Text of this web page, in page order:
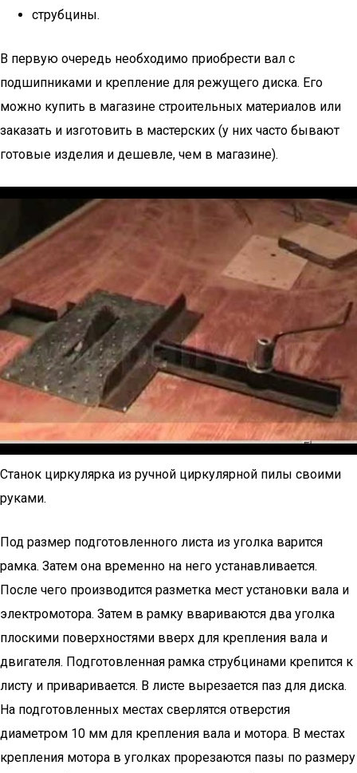
струбцины.
В первую очередь необходимо приобрести вал с
подшипниками и крепление для режущего диска. Его
можно купить в магазине строительных материалов или
заказать и изготовить в мастерских (у них часто бывают
готовые изделия и дешевле, чем в магазине).
Станок циркулярка из ручной циркулярной пилы своими
руками.
Под размер подготовленного листа из уголка варится
рамка. Затем она временно на него устанавливается.
После чего производится разметка мест установки вала и
электромотора. Затем в рамку ввариваются два уголка
плоскими поверхностями вверх для крепления вала и
двигателя. Подготовленная рамка струбцинами крепится к
листу и приваривается. В листе вырезается паз для диска.
На подготовленных местах сверлятся отверстия
диаметром 10 мм для крепления вала и мотора. В местах
крепления мотора в уголках прорезаются пазы по размеру